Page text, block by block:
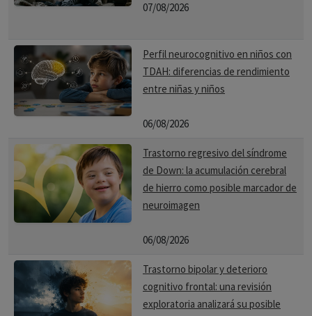
07/08/2026
Perfil neurocognitivo en niños con
TDAH: diferencias de rendimiento
entre niñas y niños
06/08/2026
Trastorno regresivo del síndrome
de Down: la acumulación cerebral
de hierro como posible marcador de
neuroimagen
06/08/2026
Trastorno bipolar y deterioro
cognitivo frontal: una revisión
exploratoria analizará su posible